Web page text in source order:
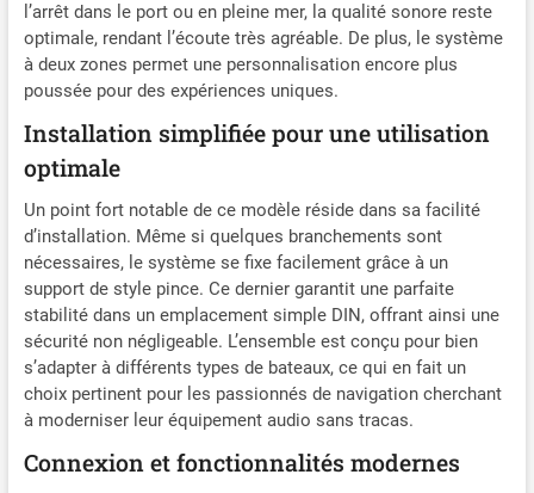
l’arrêt dans le port ou en pleine mer, la qualité sonore reste
optimale, rendant l’écoute très agréable. De plus, le système
à deux zones permet une personnalisation encore plus
poussée pour des expériences uniques.
Installation simplifiée pour une utilisation
optimale
Un point fort notable de ce modèle réside dans sa facilité
d’installation. Même si quelques branchements sont
nécessaires, le système se fixe facilement grâce à un
support de style pince. Ce dernier garantit une parfaite
stabilité dans un emplacement simple DIN, offrant ainsi une
sécurité non négligeable. L’ensemble est conçu pour bien
s’adapter à différents types de bateaux, ce qui en fait un
choix pertinent pour les passionnés de navigation cherchant
à moderniser leur équipement audio sans tracas.
Connexion et fonctionnalités modernes